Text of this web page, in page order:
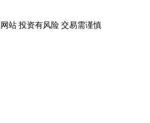
站 投资有风险 交易需谨慎